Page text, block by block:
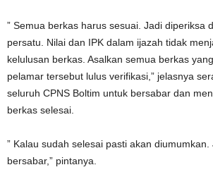
” Semua berkas harus sesuai. Jadi diperiksa
persatu. Nilai dan IPK dalam ijazah tidak
kelulusan berkas. Asalkan semua berkas
pelamar tersebut lulus verifikasi,” jelasnya
seluruh CPNS Boltim untuk bersabar dan
berkas selesai.
” Kalau sudah selesai pasti akan diumumkan.
bersabar,” pintanya.